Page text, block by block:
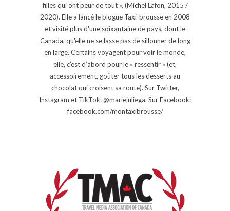
filles qui ont peur de tout », (Michel Lafon, 2015 /
2020). Elle a lancé le blogue Taxi-brousse en 2008
et visité plus d'une soixantaine de pays, dont le
Canada, qu'elle ne se lasse pas de sillonner de long
en large. Certains voyagent pour voir le monde,
elle, c’est d’abord pour le « ressentir » (et,
accessoirement, goûter tous les desserts au
chocolat qui croisent sa route). Sur Twitter,
Instagram et TikTok: @mariejuliega. Sur Facebook:
facebook.com/montaxibrousse/